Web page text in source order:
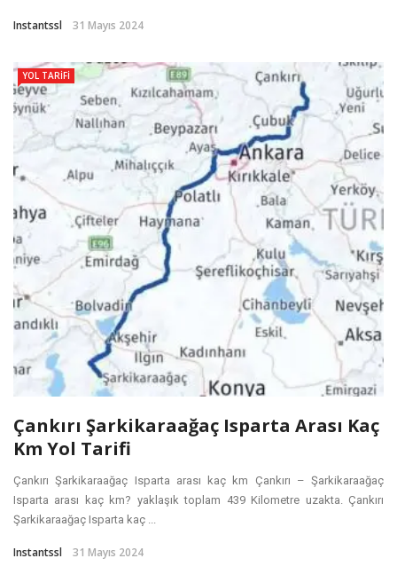
Instantssl 31 Mayıs 2024
YOL TARIFI
Çankırı Şarkikaraağaç Isparta Arası Kaç
Km Yol Tarifi
Çankırı Şarkikaraağaç Isparta arası kaç km Çankırı – Şarkikaraağaç
Isparta arası kaç km? yaklaşık toplam 439 Kilometre uzakta. Çankırı
Şarkikaraağaç Isparta kaç ...
Instantssl 31 Mayıs 2024